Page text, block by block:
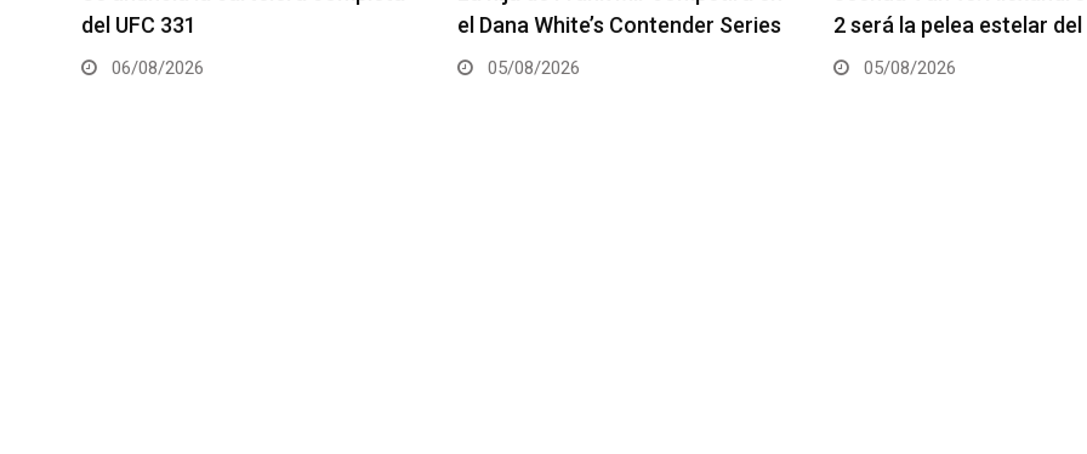
del UFC 331
06/08/2026
el Dana White’s Contender Series
05/08/2026
2 será la pelea estelar del
05/08/2026